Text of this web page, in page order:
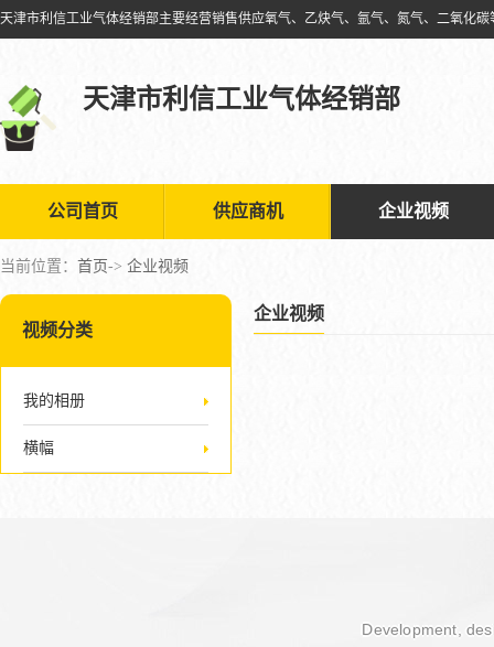
天津市利信工业气体经销部
公司首页 供应商机 企业视频
当前位置： 首页-> 企业视频
视频分类
我的相册
横幅
企业视频
Development,